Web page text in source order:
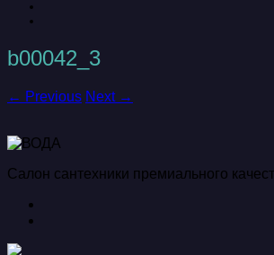
b00042_3
← Previous Next →
Салон сантехники премиального